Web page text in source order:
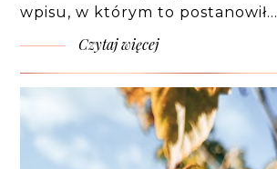
wpisu, w którym to postanowił…
Czytaj więcej